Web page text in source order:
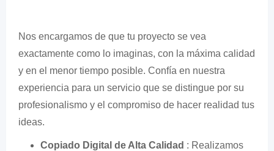
Nos encargamos de que tu proyecto se vea
exactamente como lo imaginas, con la máxima calidad
y en el menor tiempo posible. Confía en nuestra
experiencia para un servicio que se distingue por su
profesionalismo y el compromiso de hacer realidad tus
ideas.
Copiado Digital de Alta Calidad : Realizamos